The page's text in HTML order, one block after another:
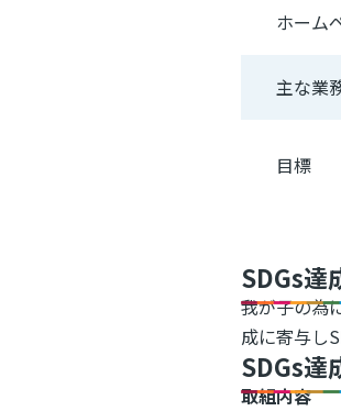
ホーム
主な業
目標
SDGs達
我が子の為
成に寄与し
SDGs達
取組内容